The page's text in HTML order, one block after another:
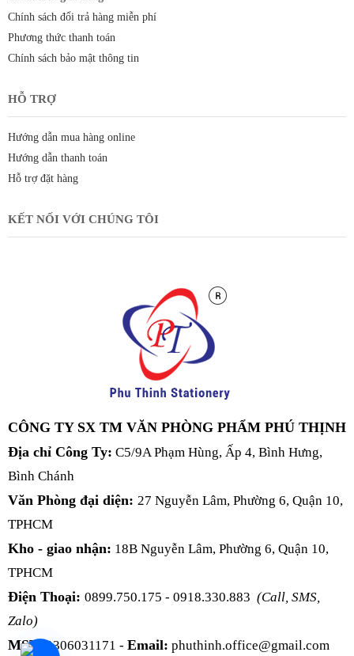
Chính sách đổi trả hàng miễn phí
Phương thức thanh toán
Chính sách bảo mật thông tin
HỖ TRỢ
Hướng dẫn mua hàng online
Hướng dẫn thanh toán
Hỗ trợ đặt hàng
KẾT NỐI VỚI CHÚNG TÔI
CÔNG TY SX TM VĂN PHÒNG PHẨM PHÚ THỊNH
Địa chỉ Công Ty: C5/9A Phạm Hùng, Ấp 4, Bình Hưng,
Bình Chánh
Văn Phòng đại diện: 27 Nguyễn Lâm, Phường 6, Quận 10,
TPHCM
Kho - giao nhận: 18B Nguyễn Lâm, Phường 6, Quận 10,
TPHCM
Điện Thoại: 0899.750.175 - 0918.330.883 (Call, SMS,
Zalo)
MST: 0306031171 - Email: phuthinh.office@gmail.com